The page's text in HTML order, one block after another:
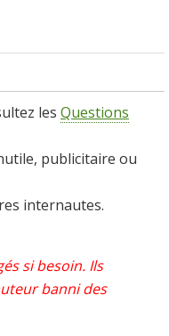
les Questions
publicitaire ou
internautes.
si besoin. Ils
banni des